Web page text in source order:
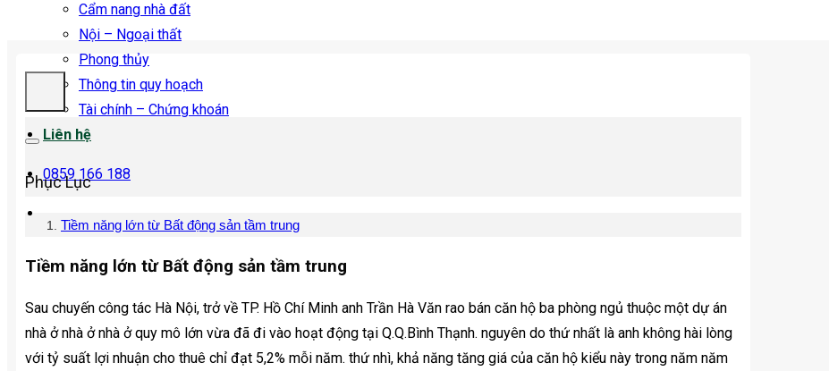
Cẩm nang nhà đất
Nội – Ngoại thất
Phong thủy
Thông tin quy hoạch
Tài chính – Chứng khoán
Liên hệ
0859 166 188
Phục Lục
Tiềm năng lớn từ Bất động sản tầm trung
Tiềm năng lớn từ Bất động sản tầm trung
Sau chuyến công tác Hà Nội, trở về TP. Hồ Chí Minh anh Trần Hà Văn rao bán căn hộ ba phòng ngủ thuộc một dự án
nhà ở nhà ở nhà ở quy mô lớn vừa đã đi vào hoạt động tại Q.Q.Bình Thạnh. nguyên do thứ nhất là anh không hài lòng
với tỷ suất lợi nhuận cho thuê chỉ đạt 5,2% mỗi năm. thứ nhì, khả năng tăng giá của căn hộ kiểu này trong năm năm